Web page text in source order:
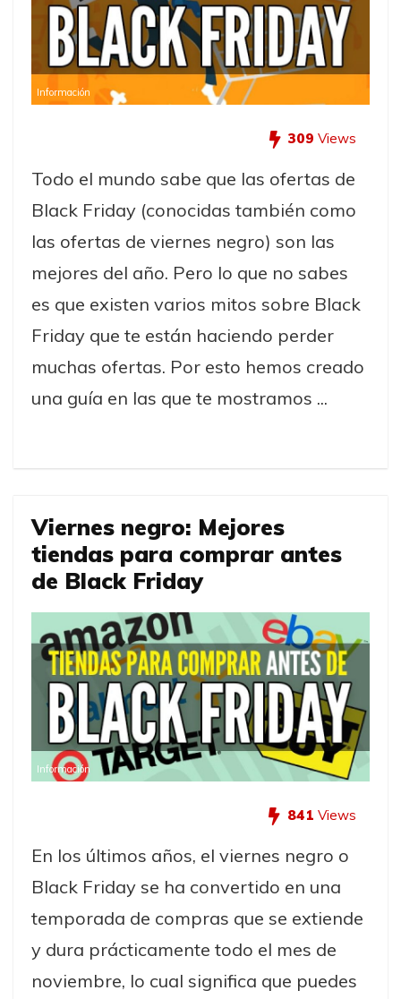
Información
309 Views
Todo el mundo sabe que las ofertas de
Black Friday (conocidas también como
las ofertas de viernes negro) son las
mejores del año. Pero lo que no sabes
es que existen varios mitos sobre Black
Friday que te están haciendo perder
muchas ofertas. Por esto hemos creado
una guía en las que te mostramos ...
Viernes negro: Mejores
tiendas para comprar antes
de Black Friday
Información
841 Views
En los últimos años, el viernes negro o
Black Friday se ha convertido en una
temporada de compras que se extiende
y dura prácticamente todo el mes de
noviembre, lo cual significa que puedes